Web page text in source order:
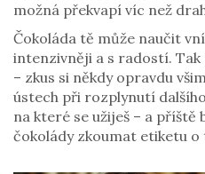
možná překvapí víc než
Čokoláda tě může naučit
intenzivněji a s radostí.
– zkus si někdy opravdu
ústech při rozplynutí
na které se užiješ – a příště
čokolády zkoumat etiketu